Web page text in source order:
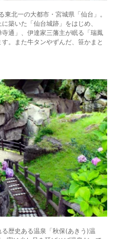
北一の大都市・宮城県「仙台」。
築いた「仙台城跡」をはじめ、
通」、伊達家三藩主が眠る「瑞鳳
。また牛タンやずんだ、笹かまと
歴史ある温泉「秋保(あきう)温